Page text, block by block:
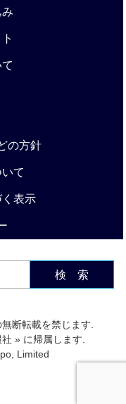
の方針
て
表示
検 索
断転載を禁じます.
» に帰属します.
Limited